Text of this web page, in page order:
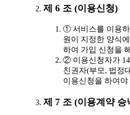
제 6 조 (이용신청)
① 서비스를 이용
원이 지정한 양식
하여 가입 신청을
② 이용신청자가
친권자(부모, 법정
이용신청을 하여야
제 7 조 (이용계약 승